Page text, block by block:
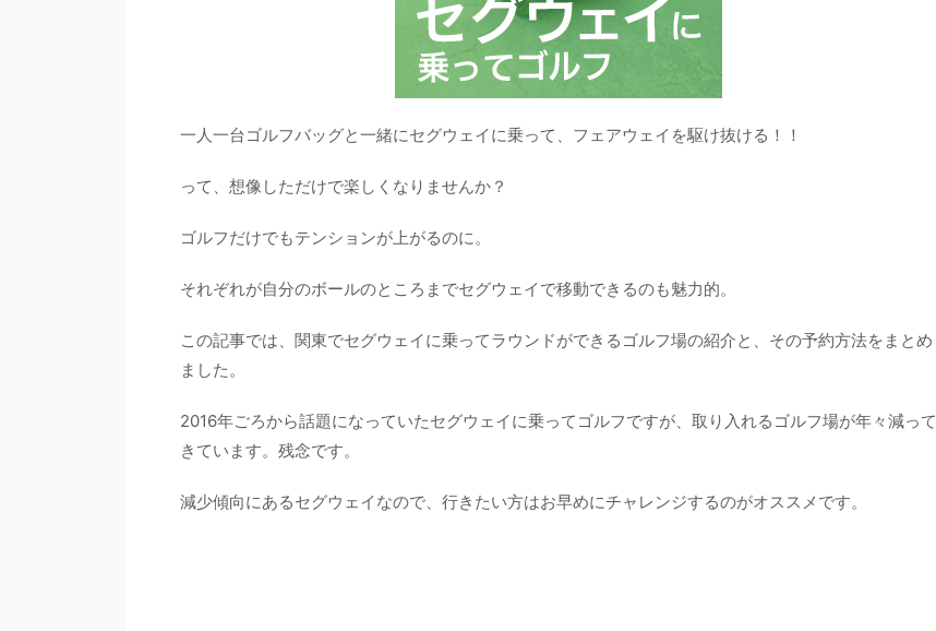
一人一台ゴルフバッグと一緒にセグウェイに乗って、フェアウェイを駆け抜ける！！
って、想像しただけで楽しくなりませんか？
ゴルフだけでもテンションが上がるのに。
それぞれが自分のボールのところまでセグウェイで移動できるのも魅力的。
この記事では、関東でセグウェイに乗ってラウンドができるゴルフ場の紹介と、その予約方法をまとめ
ました。
2016年ごろから話題になっていたセグウェイに乗ってゴルフですが、取り入れるゴルフ場が年々減って
きています。残念です。
減少傾向にあるセグウェイなので、行きたい方はお早めにチャレンジするのがオススメです。